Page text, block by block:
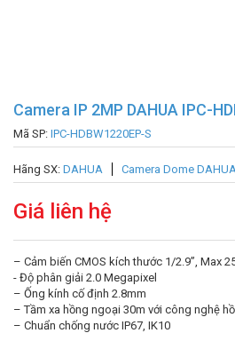
Camera IP 2MP DAHUA IPC-
Mã SP: IPC-HDBW1220EP-S
Hãng SX: DAHUA Camera Dome
Giá liên hệ
– Cảm biến CMOS kích thước 1/2.9”, Max
​- Độ phân giải 2.0 Megapixel
– Ống kính cố định 2.8mm
– Tầm xa hồng ngoại 30m với công nghệ
– Chuẩn chống nước IP67, IK10